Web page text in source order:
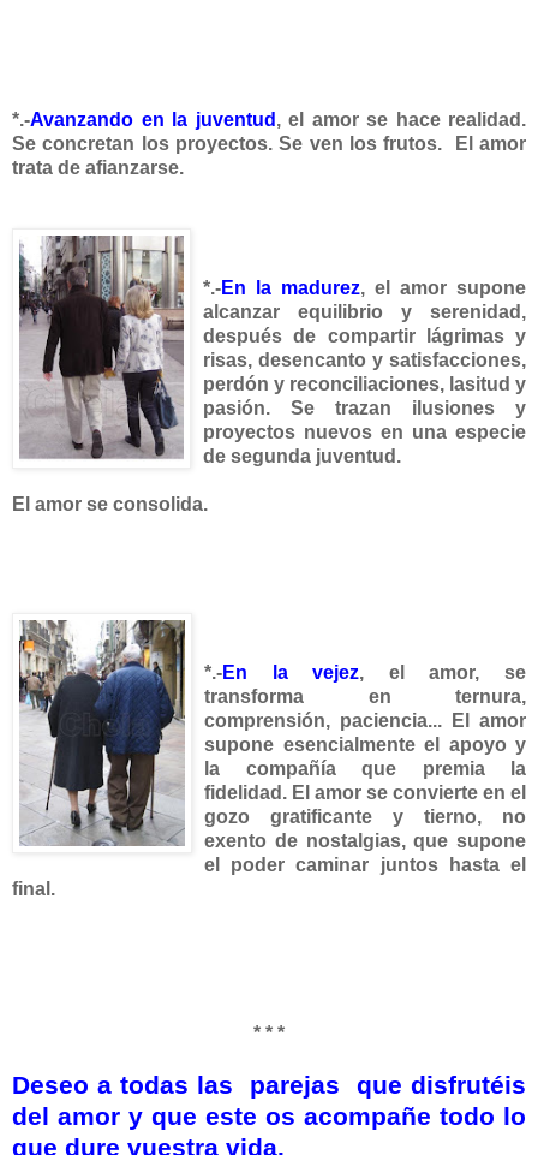
*.-Avanzando en la juventud , el amor se hace realidad.
Se concretan los proyectos. Se ven los frutos. El amor
trata de afianzarse.
*.-En la madurez, el amor supone
alcanzar equilibrio y serenidad,
después de compartir lágrimas y
risas, desencanto y satisfacciones,
perdón y reconciliaciones, lasitud y
pasión. Se trazan ilusiones y
proyectos nuevos en una especie
de segunda juventud.
El amor se consolida.
*.-En la vejez, el amor, se
transforma en ternura,
comprensión, paciencia... El amor
supone esencialmente el apoyo y
la compañía que premia la
fidelidad. El amor se convierte en el
gozo gratificante y tierno, no
exento de nostalgias, que supone
el poder caminar juntos hasta el
final.
* * *
Deseo a todas las parejas que disfrutéis
del amor y que este os acompañe todo lo
que dure vuestra vida.